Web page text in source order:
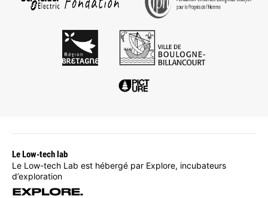
Le Low-tech lab
Le Low-tech Lab est hébergé par Explore, incubateurs
d’exploration